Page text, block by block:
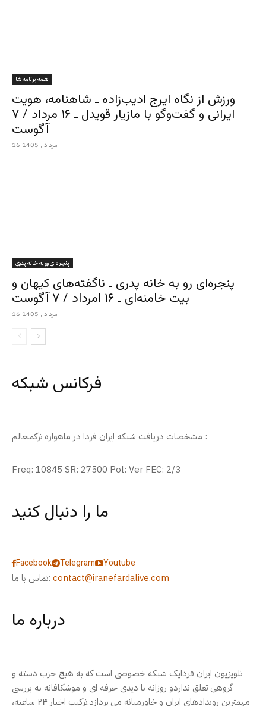
همه برنامه ها
ورزش از نگاه ایرج ادیب‌زاده ـ شاهنامه، هویت
ایرانی و گفت‌وگو با مازیار قویدل ـ ۱۶ مرداد / ۷
آگوست
16 مرداد , 1405
پنجره‌ای رو به خانه پدری
پنجره‌ای رو به خانه پدری ـ ناگفته‌های کیهان و
بیت خامنه‌ای ـ ۱۶ امرداد / ۷ آگوست
16 مرداد , 1405
فرکانس شبکه
مشخصات دریافت شبکه ایران فردا در ماهواره ترکمنعالم :
Freq: 10845 SR: 27500 Pol: Ver FEC: 2/3
ما را دنبال کنید
Facebook Telegram
Youtube
تماس با ما: contact@iranefardalive.com
درباره ما
تلویزیون ایران فردایک شبکه خصوصی است که به هیچ حزب دسته و
گروهی تعلق نداردو روزانه با دیدی حرفه ای و موشکافانه به بررسی
مهمترین رویدادهای ایران و خاورمیانه می پردازد.ترکیب اخبار ۲۴ ساعته،